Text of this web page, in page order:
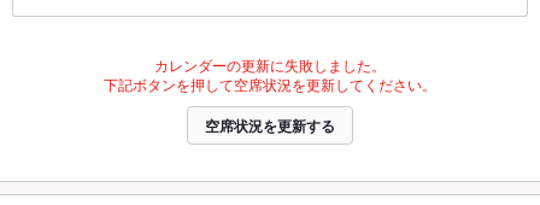
カレンダーの更新に失敗しました。
下記ボタンを押して空席状況を更新してください。
空席状況を更新する